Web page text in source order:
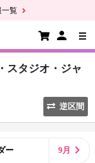
覧
スタジオ・ジャ
逆区間
ー 9月